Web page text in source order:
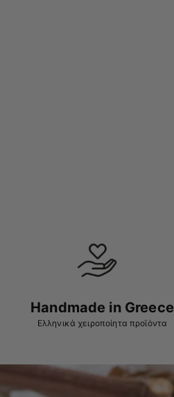
Handmade in Greece
Ελληνικά χειροποίητα προϊόντα